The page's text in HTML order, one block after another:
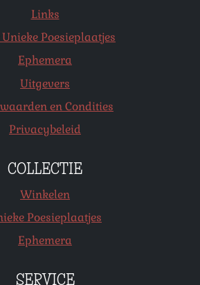
Links
Poesieplaatjes
Ephemera
Uitgevers
en Condities
Privacybeleid
COLLECTIE
Winkelen
Poesieplaatjes
Ephemera
SERVICE